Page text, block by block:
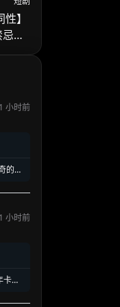
】
试
1 小时前
的伦
1 小时前
南